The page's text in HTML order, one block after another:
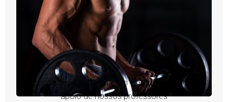
Aprenda a rosca direta com execução perfeita e
apoio de nossos professores